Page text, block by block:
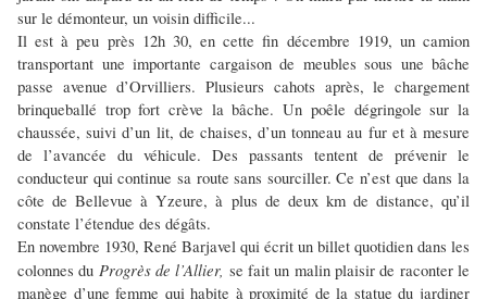
sur le démonteur, un voisin difficile...
Il est à peu près 12h 30, en cette fin décembre 1919, un camion
transportant une importante cargaison de meubles sous une bâche
passe avenue d’Orvilliers. Plusieurs cahots après, le chargement
brinqueballé trop fort crève la bâche. Un poêle dégringole sur la
chaussée, suivi d’un lit, de chaises, d’un tonneau au fur et à mesure
de l’avancée du véhicule. Des passants tentent de prévenir le
conducteur qui continue sa route sans sourciller. Ce n’est que dans la
côte de Bellevue à Yzeure, à plus de deux km de distance, qu’il
constate l’étendue des dégâts.
En novembre 1930, René Barjavel qui écrit un billet quotidien dans les
colonnes du Progrès de l’Allier, se fait un malin plaisir de raconter le
manège d’une femme qui habite à proximité de la statue du jardiner